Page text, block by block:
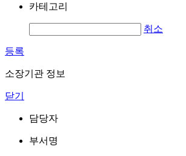
카테고리
취소
등록
소장기관 정보
닫기
담당자
부서명